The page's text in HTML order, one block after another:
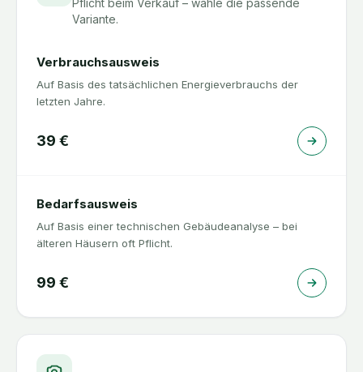
Pflicht beim Verkauf – wähle die passende
Variante.
Verbrauchsausweis
Auf Basis des tatsächlichen Energieverbrauchs der
letzten Jahre.
39 €
Bedarfsausweis
Auf Basis einer technischen Gebäudeanalyse – bei
älteren Häusern oft Pflicht.
99 €